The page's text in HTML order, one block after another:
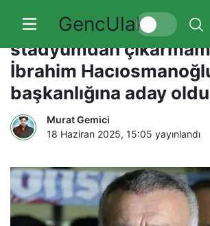
GencUlak
4.5 saat boyunca
stadyumdan
İbrahim
başkanlığına aday
Murat Gemici
18 Haziran 2025, 15:05 yayınlandı